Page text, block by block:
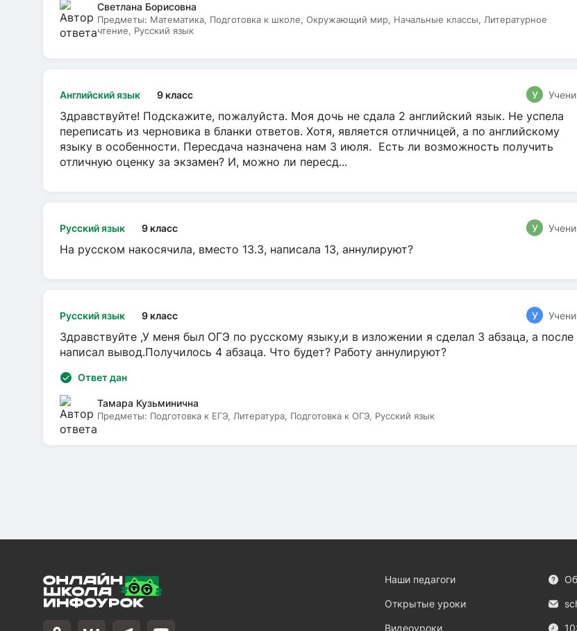
Светлана Борисовна
Предметы: Математика, Подготовка к школе, Окружающий мир, Начальные классы, Литературное
чтение, Русский язык
Английский язык 9 класс У
Здравствуйте! Подскажите, пожалуйста. Моя дочь не сдала 2 английский язык. Не успела
переписать из черновика в бланки ответов. Хотя, является отличницей, а по английскому
языку в особенности. Пересдача назначена нам 3 июля. Есть ли возможность получить
отличную оценку за экзамен? И, можно ли пересд...
Русский язык 9 класс У
На русском накосячила, вместо 13.3, написала 13, аннулируют?
Русский язык 9 класс У
Здравствуйте ,У меня был ОГЭ по русскому языку,и в изложении я сделал 3 абзаца, а после
написал вывод.Получилось 4 абзаца. Что будет? Работу аннулируют?
Ответ дан
Тамара Кузьминична
Предметы: Подготовка к ЕГЭ, Литература, Подготовка к ОГЭ, Русский язык
Наши педагоги
Открытые уроки
Видеоуроки